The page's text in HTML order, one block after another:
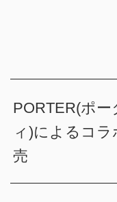
PORTER(ポ
ィ)によるコ
売